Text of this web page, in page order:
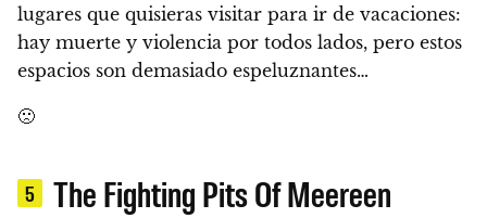
lugares que quisieras visitar para ir de vacaciones:
hay muerte y violencia por todos lados, pero estos
espacios son demasiado espeluznantes…
🙁
5 The Fighting Pits Of Meereen